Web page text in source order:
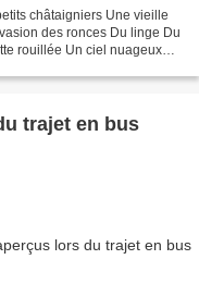
châtaigniers Une vieille
des ronces Du linge Du
rouillée Un ciel nuageux
trajet en bus